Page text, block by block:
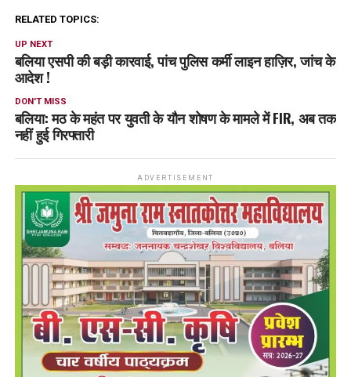
RELATED TOPICS:
UP NEXT
बलिया एसपी की बड़ी कारवाई, पांच पुलिस कर्मी लाइन हाज़िर, जांच के
आदेश !
DON'T MISS
बलिया: मठ के महंत पर युवती के यौन शोषण के मामले में FIR, अब तक
नहीं हुई गिरफ्तारी
ADVERTISEMENT